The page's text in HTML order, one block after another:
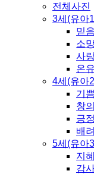
전체사진
3세(유아
믿
소
사
온
4세(유아
기
창
긍
배
5세(유아
지
감